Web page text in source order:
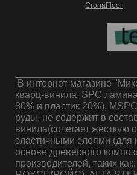
CronaFloor
В интернет-магазине
кварц-винила, SPC
80% и пластик 20%),
руды, не содержит в
винила(сочетает жёсткую
эластичными слоями
основе древесного
производителей, таких